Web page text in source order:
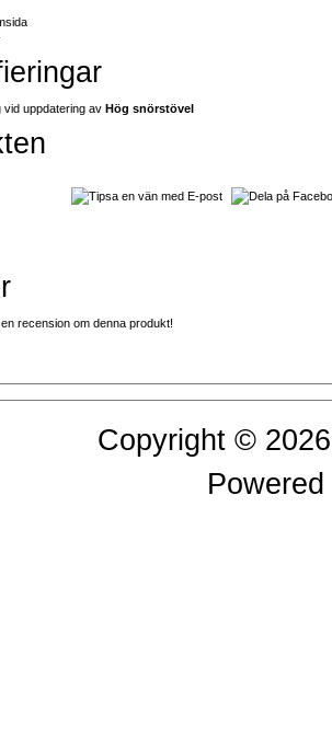
vid uppdatering av Hög snörstövel
recension om denna produkt!
Copyright ©